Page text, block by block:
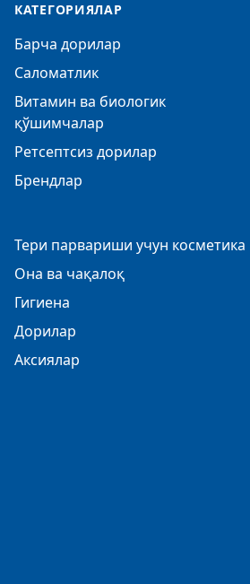
КАТЕГОРИЯЛАР
Барча дорилар
Саломатлик
Витамин ва биологик
қўшимчалар
Ретсептсиз дорилар
Брендлар
Тери парвариши учун косметика
Она ва чақалоқ
Гигиена
Дорилар
Аксиялар